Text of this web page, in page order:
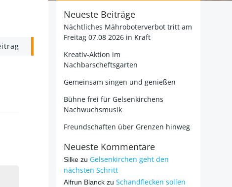
Neueste Beiträge
Nächtliches Mähroboterverbot tritt am
Freitag 07.08 2026 in Kraft
Kreativ-Aktion im
Nachbarscheftsgarten
Gemeinsam singen und genießen
Bühne frei für Gelsenkirchens
Nachwuchsmusik
Freundschaften über Grenzen hinweg
Neueste Kommentare
Silke zu Gelsenkirchen geht den
nächsten Schritt
Alfrun Blanck zu Schandflecken sollen